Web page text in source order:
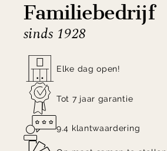
Familiebedrijf
sinds 1928
Elke dag open!
Tot 7 jaar garantie
9.4 klantwaardering